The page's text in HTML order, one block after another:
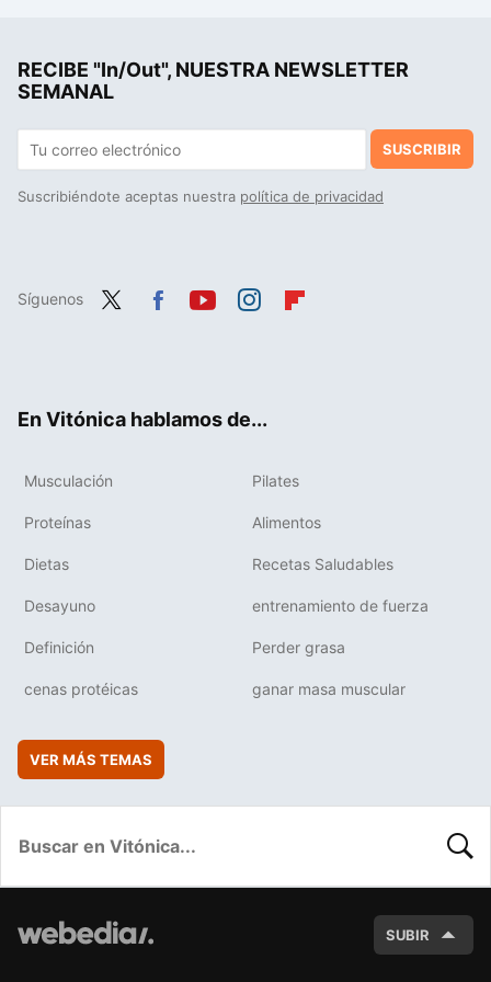
RECIBE "In/Out", NUESTRA NEWSLETTER
SEMANAL
SUSCRIBIR
Suscribiéndote aceptas nuestra política de privacidad
Síguenos
En Vitónica hablamos de...
Musculación Pilates
Proteínas Alimentos
Dietas Recetas Saludables
Desayuno entrenamiento de fuerza
Definición Perder grasa
cenas protéicas ganar masa muscular
VER MÁS TEMAS
SUBIR